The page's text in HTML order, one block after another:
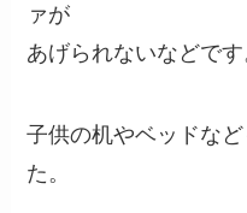
ァが
あげられないなどです
子供の机やベッドな
た。